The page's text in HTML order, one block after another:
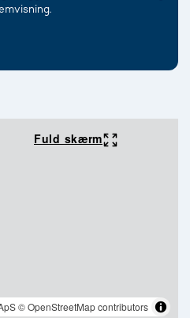
Fuld skærm
© OpenStreetMap contributors